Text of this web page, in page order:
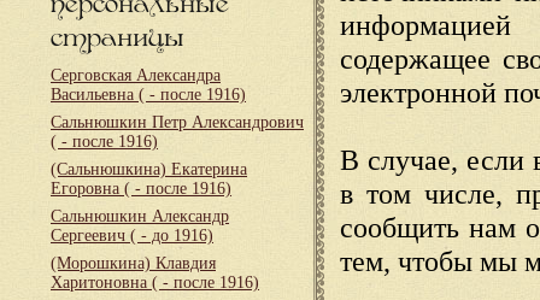
страницы
Серговская Александра
Васильевна ( - после 1916)
Сальнюшкин Петр Александрович
( - после 1916)
(Сальнюшкина) Екатерина
Егоровна ( - после 1916)
Сальнюшкин Александр
Сергеевич ( - до 1916)
(Морошкина) Клавдия
Харитоновна ( - после 1916)
содержащее
электронной
В случае, если
в том числе,
сообщить нам
тем, чтобы мы